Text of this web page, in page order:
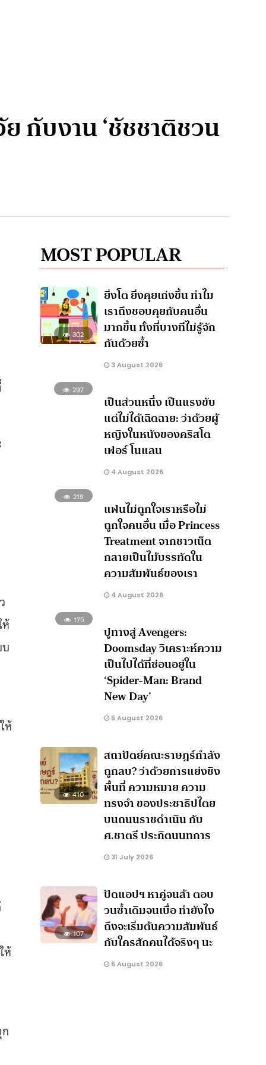
กับงาน ‘ชัชชาติชวน
ห้
ห้
ห้
MOST POPULAR
302
ยิ่งโต ยิ่งคุยเก่งขึ้น ทำไม
เราถึงชอบคุยกับคนอื่น
มากขึ้น ทั้งที่บางทีไม่รู้จัก
กันด้วยซ้ำ
3 August 2026
297
เป็นส่วนหนึ่ง เป็นแรงขับ
แต่ไม่ได้เฉิดฉาย: ว่าด้วยผู้
หญิงในหนังของคริสโต
เฟอร์ โนแลน
4 August 2026
219
แฟนไม่ถูกใจเราหรือไม่
ถูกใจคนอื่น เมื่อ Princess
Treatment จากชาวเน็ต
กลายเป็นไม้บรรทัดใน
ความสัมพันธ์ของเรา
4 August 2026
175
ปูทางสู่ Avengers:
Doomsday วิเคราะห์ความ
เป็นไปได้ที่ซ่อนอยู่ใน
‘Spider-Man: Brand
New Day’
5 August 2026
410
สถาปัตย์คณะราษฎร์กำลัง
ถูกลบ? ว่าด้วยการแย่งชิง
พื้นที่ ความหมาย ความ
ทรงจำ ของประชาธิปไตย
บนถนนราชดำเนิน กับ
ศ.ชาตรี ประกิตนนทการ
31 July 2026
107
ปัดแอปฯ หาคู่จนล้า ตอบ
วนซ้ำเดิมจนเบื่อ ทำยังไง
ถึงจะเริ่มต้นความสัมพันธ์
กับใครสักคนได้จริงๆ นะ
6 August 2026